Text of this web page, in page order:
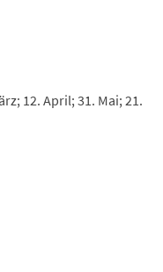
12. April; 31. Mai; 21.